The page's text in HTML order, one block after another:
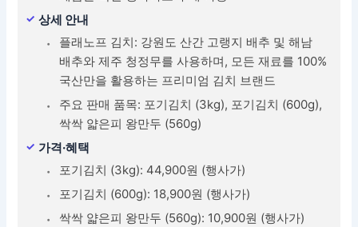
상세 안내
플래노프 김치: 강원도 산간 고랭지 배추 및 해남
배추와 제주 청정무를 사용하며, 모든 재료를 100%
국산만을 활용하는 프리미엄 김치 브랜드
주요 판매 품목: 포기김치 (3kg), 포기김치 (600g),
싹싹 얇은피 왕만두 (560g)
가격·혜택
포기김치 (3kg): 44,900원 (행사가)
포기김치 (600g): 18,900원 (행사가)
싹싹 얇은피 왕만두 (560g): 10,900원 (행사가)